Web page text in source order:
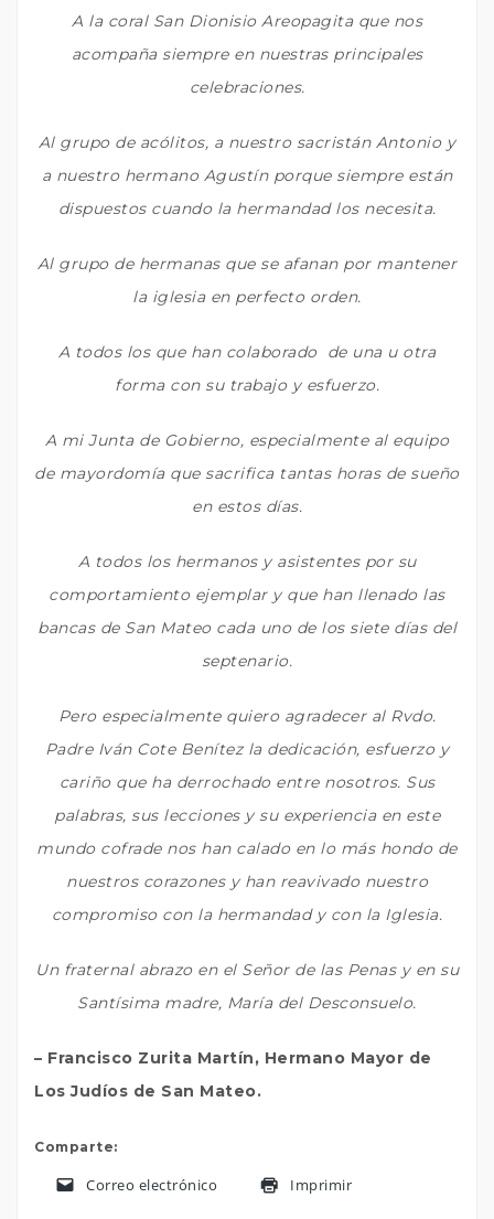
A la coral San Dionisio Areopagita que nos
acompaña siempre en nuestras principales
celebraciones.
Al grupo de acólitos, a nuestro sacristán Antonio y
a nuestro hermano Agustín porque siempre están
dispuestos cuando la hermandad los necesita.
Al grupo de hermanas que se afanan por mantener
la iglesia en perfecto orden.
A todos los que han colaborado de una u otra
forma con su trabajo y esfuerzo.
A mi Junta de Gobierno, especialmente al equipo
de mayordomía que sacrifica tantas horas de sueño
en estos días.
A todos los hermanos y asistentes por su
comportamiento ejemplar y que han llenado las
bancas de San Mateo cada uno de los siete días del
septenario.
Pero especialmente quiero agradecer al Rvdo.
Padre Iván Cote Benítez la dedicación, esfuerzo y
cariño que ha derrochado entre nosotros. Sus
palabras, sus lecciones y su experiencia en este
mundo cofrade nos han calado en lo más hondo de
nuestros corazones y han reavivado nuestro
compromiso con la hermandad y con la Iglesia.
Un fraternal abrazo en el Señor de las Penas y en su
Santísima madre, María del Desconsuelo.
– Francisco Zurita Martín, Hermano Mayor de
Los Judíos de San Mateo.
Comparte:
Correo electrónico Imprimir